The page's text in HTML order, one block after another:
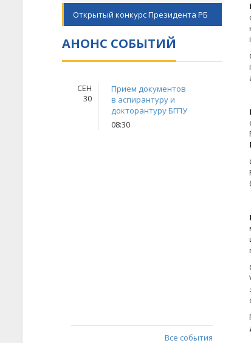
Открытый конкурс Президента РБ
АНОНС СОБЫТИЙ
СЕН
30
Прием документов
в аспирантуру и
докторантуру БГПУ
08:30
Все события